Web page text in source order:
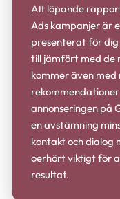
Att löpande
Ads kampanjer är
presenterat för dig
till jämfört med de
kommer även med
annonseringen på
en avstämning
kontakt och dialog
oerhört viktigt för
resultat.